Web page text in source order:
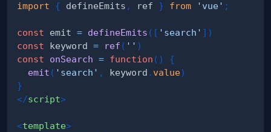
import
{ defineEmits , ref } from 'vue' ;
const emit = defineEmits ( [ 'search' ] )
const keyword = ref ( '' )
const
onSearch = function ( )
{
emit ( 'search' , keyword . value)
}
</script>
<template>